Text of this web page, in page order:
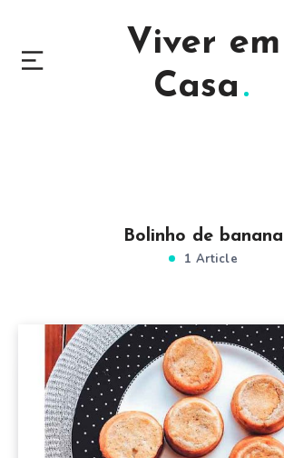
Viver em
Casa
Bolinho de banana
1 Article